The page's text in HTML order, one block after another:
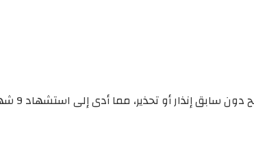
أو تحذير، مما أدى إلى استشهاد 9 شهداء عرف منهم: